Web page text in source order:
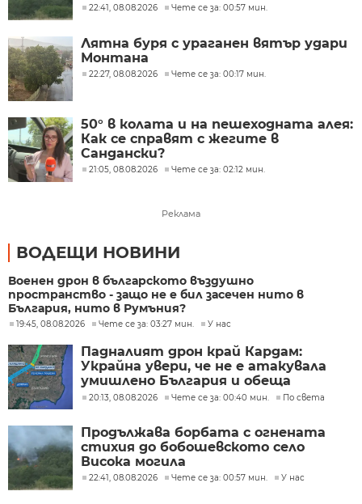
22:41, 08.08.2026 Чете се за: 00:57 мин.
Лятна буря с ураганен вятър удари
Монтана
22:27, 08.08.2026 Чете се за: 00:17 мин.
50° в колата и на пешеходната алея:
Как се справят с жегите в
Сандански?
21:05, 08.08.2026 Чете се за: 02:12 мин.
Реклама
ВОДЕЩИ НОВИНИ
Военен дрон в българското въздушно
пространство - защо не е бил засечен нито в
България, нито в Румъния?
19:45, 08.08.2026 Чете се за: 03:27 мин. У нас
Падналият дрон край Кардам:
Украйна увери, че не е атакувала
умишлено България и обеща
разследване
20:13, 08.08.2026 Чете се за: 00:40 мин. По света
Продължава борбата с огнената
стихия до бобошевското село
Висока могила
22:41, 08.08.2026 Чете се за: 00:57 мин. У нас